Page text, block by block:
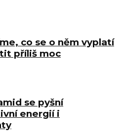
co se o něm vyplatí
příliš moc
se pyšní
energií i